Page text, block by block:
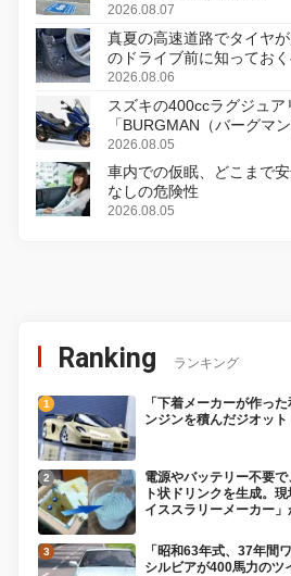
2026.08.07
真夏の高速道路でタイヤ
のドライブ前に知ってお
2026.08.06
スズキの400ccラグジュア
「BURGMAN（バーグマ
変更し、8月18日に発売
2026.08.05
車内での仮眠、どこまで
なしの危険性
2026.08.05
Ranking ランキング
「下着メーカーが作っ
ンジンを積んだジオッ
電源やバッテリー不要
ト状ドリンクを生成。
イススラリーメーカー」
「昭和63年式、37年間
シルビアが400馬力のツ